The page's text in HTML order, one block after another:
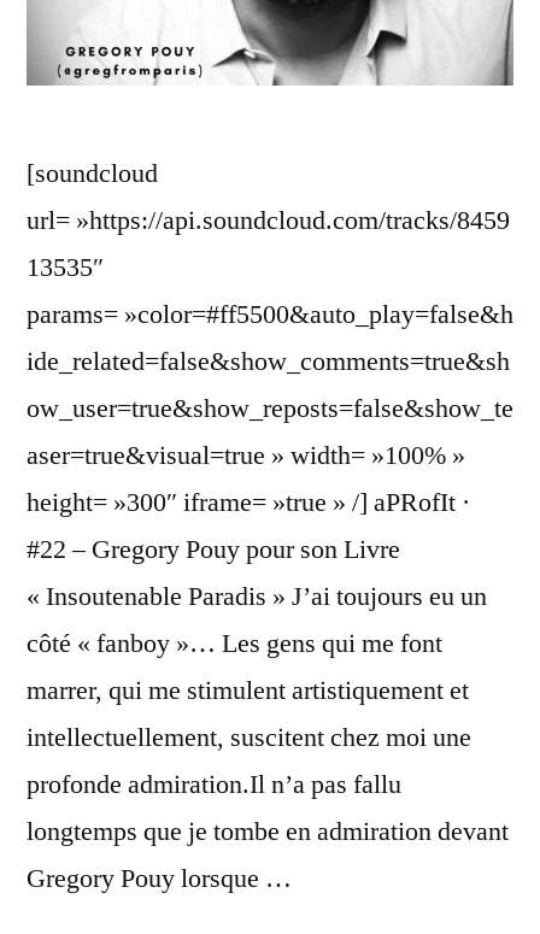
[soundcloud
url= »https://api.soundcloud.com/tracks/8459
13535″
params= »color=#ff5500&auto_play=false&h
ide_related=false&show_comments=true&sh
ow_user=true&show_reposts=false&show_te
aser=true&visual=true » width= »100% »
height= »300″ iframe= »true » /] aPRofIt ·
#22 – Gregory Pouy pour son Livre
« Insoutenable Paradis » J’ai toujours eu un
côté « fanboy »… Les gens qui me font
marrer, qui me stimulent artistiquement et
intellectuellement, suscitent chez moi une
profonde admiration.Il n’a pas fallu
longtemps que je tombe en admiration devant
Gregory Pouy lorsque …